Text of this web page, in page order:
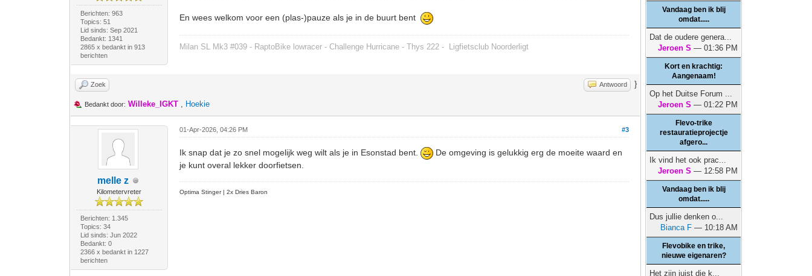
Berichten: 963
Topics: 51
Lid sinds: Sep 2021
Bedankt: 1341
2865 x bedankt in 913
berichten
En wees welkom voor een (plas-)pauze als je in de buurt bent
Milan SL Mk3 #039 - RaptoBike lowracer - Challenge Hurricane - Thys 222 - Ligfietsclub Noorderligt
Zoek Antwoord }
Bedankt door: Willeke_IGKT , Hoekie
melle z
Kilometervreter
Berichten: 1.345
Topics: 34
Lid sinds: Jun 2022
Bedankt: 0
2366 x bedankt in 1227
berichten
#3
01-Apr-2026, 04:26 PM
Ik snap dat je zo snel mogelijk weg wilt als je in Esonstad bent.
De omgeving is gelukkig erg de moeite waard en
je kunt overal lekker doorfietsen.
Optima Stinger |2x Dries Baron
Vandaag ben ik blij
omdat.....
Dat de oudere genera...
Jeroen S — 01:36 PM
Kort en krachtig:
Aangenaam!
Op het Duitse Forum ...
Jeroen S — 01:22 PM
Flevo-trike
restauratieprojectje
afgero...
Ik vind het ook prac...
Jeroen S — 12:58 PM
Vandaag ben ik blij
omdat.....
Dus jullie denken o...
Bianca F — 10:18 AM
Flevobike en trike,
nieuwe eigenaren?
Het zijn juist die k...